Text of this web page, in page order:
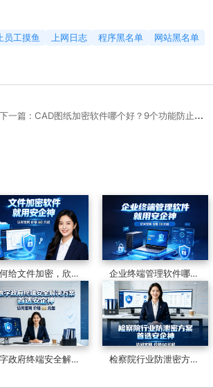
员工摸鱼 上网日志 程序黑名单
网站黑名单
下一篇 : CAD图纸加密软件哪个好？9个功能防止图
给文件加密，欣赏
件加密软件的7个防
措施，可加密可审
企业终端管理软件哪个
好？分享一款软件的七
大功能，防护终端安全
超有效
政府终端安全解决
检察院行业防泄密方案